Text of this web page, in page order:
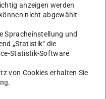
Netiquette gestalten
für die Lehre mit Moodle
anzeigen werden
nicht abgewählt
Spracheinstellung und
„Statistik“ die
Statistik-Software
von Cookies erhalten Sie
.